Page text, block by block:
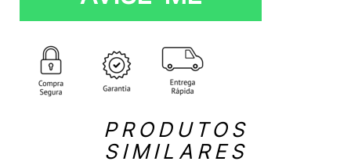
PRODUTOS
SIMILARES